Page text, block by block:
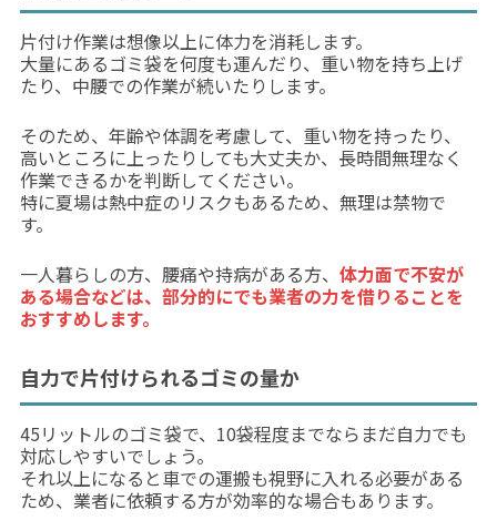
片付け作業は想像以上に体力を消耗します。
大量にあるゴミ袋を何度も運んだり、重い物を持ち上げ
たり、中腰での作業が続いたりします。
そのため、年齢や体調を考慮して、重い物を持ったり、
高いところに上ったりしても大丈夫か、長時間無理なく
作業できるかを判断してください。
特に夏場は熱中症のリスクもあるため、無理は禁物で
す。
一人暮らしの方、腰痛や持病がある方、 体力面で不安が
ある場合などは、部分的にでも業者の力を借りることを
おすすめします。
自力で片付けられるゴミの量か
45リットルのゴミ袋で、10袋程度までならまだ自力でも
対応しやすいでしょう。
それ以上になると車での運搬も視野に入れる必要がある
ため、業者に依頼する方が効率的な場合もあります。